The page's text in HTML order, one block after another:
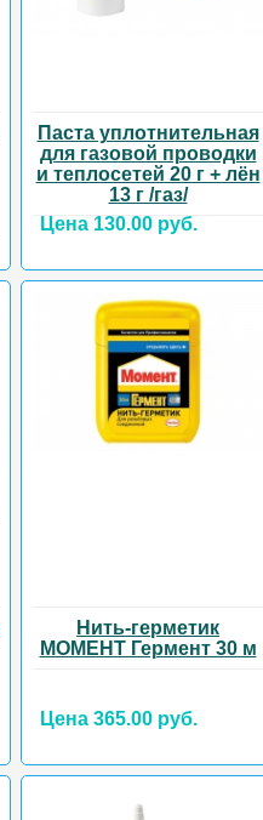
Паста уплотнительная
для газовой проводки
и теплосетей 20 г + лён
13 г /газ/
Цена 130.00 руб.
Нить-герметик
МОМЕНТ Гермент 30 м
Цена 365.00 руб.